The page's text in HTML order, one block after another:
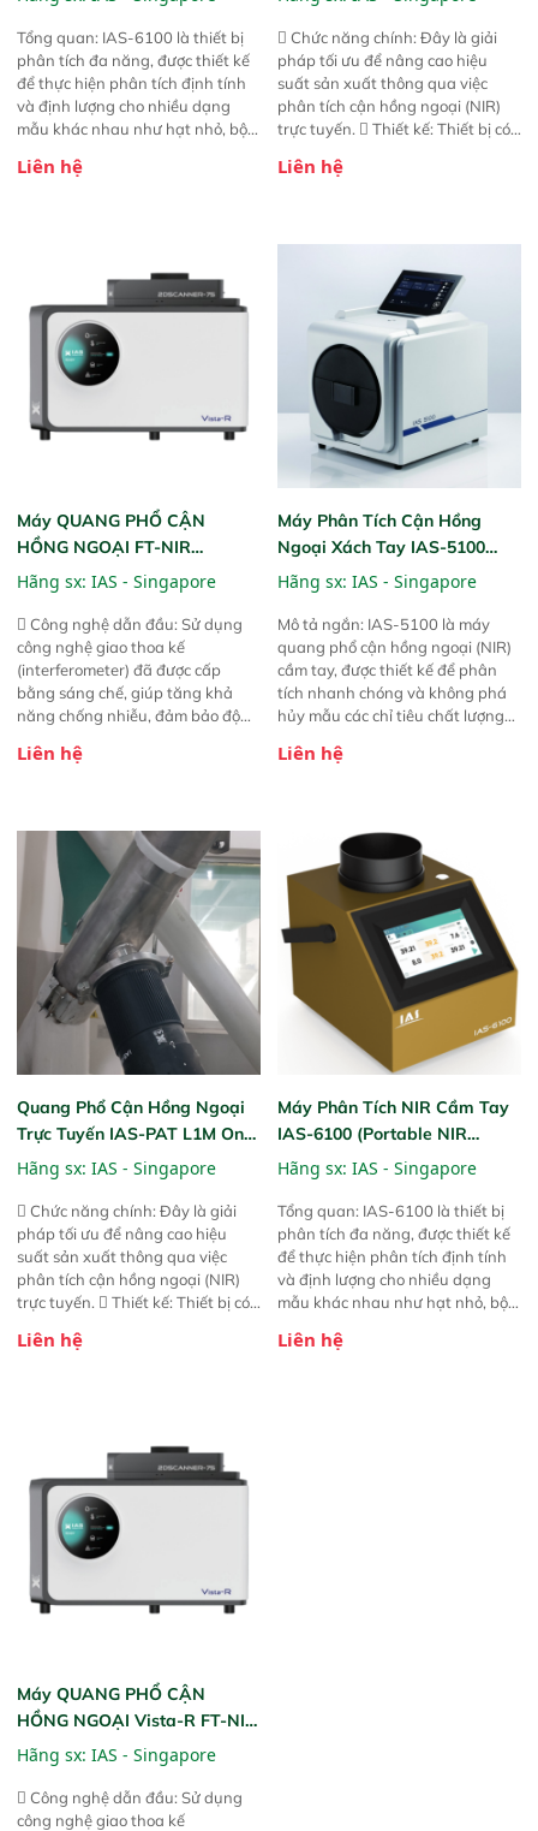
Tổng quan: IAS-6100 là thiết bị
phân tích đa năng, được thiết kế
để thực hiện phân tích định tính
và định lượng cho nhiều dạng
mẫu khác nhau như hạt nhỏ, bột,
này cho phép bất kỳ ai cũng có
thức ăn chăn nuôi, nguyên liệu
thực phẩm, nông sản,..
Liên hệ
 Chức năng chính: Đây là giải
pháp tối ưu để nâng cao hiệu
suất sản xuất thông qua việc
phân tích cận hồng ngoại (NIR)
trực tuyến.  Thiết kế: Thiết bị có
hỗ trợ tản nhiệt tăng cường và đã
năng theo dõi thông số theo thời
gian thực và trực quan hóa dữ
liệu để tăng chỉ số ROI cho doanh
Liên hệ
Máy QUANG PHỔ CẬN
HỒNG NGOẠI FT-NIR
Analyzer Vista-R
Hãng sx: IAS - Singapore
 Công nghệ dẫn đầu: Sử dụng
công nghệ giao thoa kế
(interferometer) đã được cấp
bằng sáng chế, giúp tăng khả
năng chống nhiễu, đảm bảo độ
Phạm vi ứng dụng rộng: Đáp ứng
ngành công nghiệp khác nhau. 
Độ nhạy cao: Trang bị đầu dò
InGaAs độ nhạy cao, cung cấp
phản hồi phổ tuyến tính đầy đủ,
đảm bảo độ chính xác và khả
năng lặp lại tối ưu.
Liên hệ
Máy Phân Tích Cận Hồng
Ngoại Xách Tay IAS-5100
(Portable NIR Analyzer)
Hãng sx: IAS - Singapore
Mô tả ngắn: IAS-5100 là máy
quang phổ cận hồng ngoại (NIR)
cầm tay, được thiết kế để phân
tích nhanh chóng và không phá
hủy mẫu các chỉ tiêu chất lượng
Thiết bị linh hoạt cho nhiều kịch
trực tiếp ngoài đồng ruộng.
Liên hệ
Quang Phổ Cận Hồng Ngoại
Trực Tuyến IAS-PAT L1M On-
Line NIR
Hãng sx: IAS - Singapore
 Chức năng chính: Đây là giải
pháp tối ưu để nâng cao hiệu
suất sản xuất thông qua việc
phân tích cận hồng ngoại (NIR)
trực tuyến.  Thiết kế: Thiết bị có
hỗ trợ tản nhiệt tăng cường và đã
liệu để tăng chỉ số ROI cho doanh
nghiệp.
Liên hệ
Máy Phân Tích NIR Cầm Tay
IAS-6100 (Portable NIR
Analyzer)
Hãng sx: IAS - Singapore
Tổng quan: IAS-6100 là thiết bị
phân tích đa năng, được thiết kế
để thực hiện phân tích định tính
và định lượng cho nhiều dạng
mẫu khác nhau như hạt nhỏ, bột,
này cho phép bất kỳ ai cũng có
Liên hệ
Máy QUANG PHỔ CẬN
HỒNG NGOẠI Vista-R FT-NIR
(Vista-R FT-NIR Analyzer)
Hãng sx: IAS - Singapore
 Công nghệ dẫn đầu: Sử dụng
công nghệ giao thoa kế